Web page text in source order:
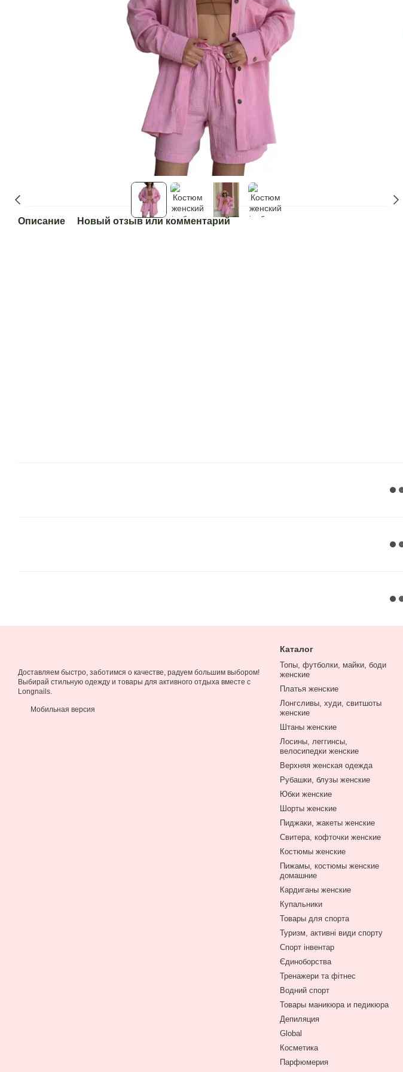
Описание Новый отзыв или комментарий
Доставляем быстро, заботимся о качестве, радуем большим выбором!
Выбирай стильную одежду и товары для активного отдыха вместе с
Longnails.
Мобильная версия
Каталог
Топы, футболки, майки, боди
женские
Платья женские
Лонгсливы, худи, свитшоты
женские
Штаны женские
Лосины, леггинсы,
велосипедки женские
Верхняя женская одежда
Рубашки, блузы женские
Юбки женские
Шорты женские
Пиджаки, жакеты женские
Свитера, кофточки женские
Костюмы женские
Пижамы, костюмы женские
домашние
Кардиганы женские
Купальники
Товары для спорта
Туризм, активні види спорту
Спорт інвентар
Єдиноборства
Тренажери та фітнес
Водний спорт
Товары маникюра и педикюра
Депиляция
Global
Косметика
Парфюмерия